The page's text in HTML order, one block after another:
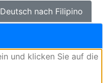
Deutsch nach Filipino